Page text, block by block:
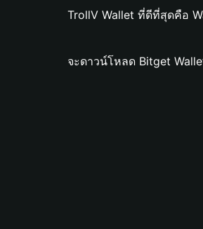
TrollV Wallet ที่ดีที่สุดคือ
จะดาวน์โหลด Bitget